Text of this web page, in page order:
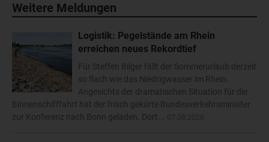
Weitere Meldungen
Logistik: Pegelstände am Rhein
erreichen neues Rekordtief
Für Steffen Bilger fällt der Sommerurlaub derzeit
so flach wie das Niedrigwasser im Rhein.
Angesichts der dramatischen Situation für die
Binnenschifffahrt hat der frisch gekürte Bundesverkehrsminister
zur Konferenz nach Bonn geladen. Dort...